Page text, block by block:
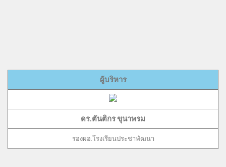
ผู้บริหาร
ดร.ตันติกร ขุนาพรม
รองผอ.โรงเรียนประชาพัฒนา